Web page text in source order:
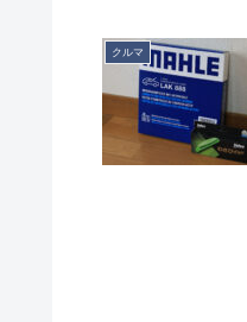
クルマ